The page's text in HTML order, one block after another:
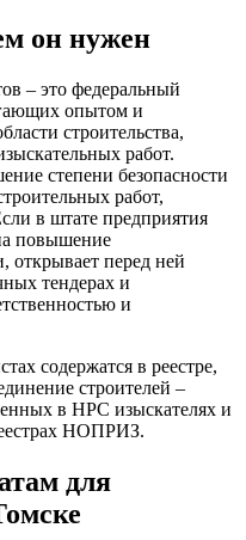
он нужен
– это федеральный
опытом и
строительства,
работ.
степени безопасности
работ,
в штате предприятия
повышение
открывает перед ней
тендерах и
и
содержатся в реестре,
строителей –
в НРС изыскателях и
НОПРИЗ.
для